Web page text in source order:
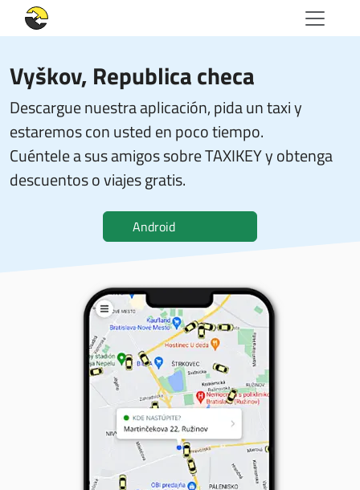
Vyškov, Republica checa
Descargue nuestra aplicación, pida un taxi y
estaremos con usted en poco tiempo.
Cuéntele a sus amigos sobre TAXIKEY y obtenga
descuentos o viajes gratis.
Android